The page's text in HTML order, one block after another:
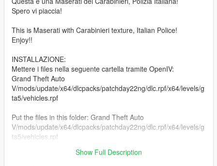
Spero vi piaccia!
This is Maserati with Carabinieri texture, Italian Police!
Enjoy!!
INSTALLAZIONE:
Mettere i files nella seguente cartella tramite OpenIV:
Grand Theft Auto
V/mods/update/x64/dlcpacks/patchday22ng/dlc.rpf/x64/levels/g
ta5/vehicles.rpf
Put the files in this folder: Grand Theft Auto
V/mods/update/x64/dlcpacks/patchday22ng/dlc.rpf/x64/levels/g
ta5/vehicles.rpf
Show Full Description